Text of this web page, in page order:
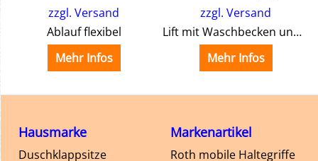
zzgl. Versand
Ablauf flexibel
Mehr Infos
zzgl. Versand
Lift mit Waschbecken und Spiegel
Mehr Infos
Markenartikel
Roth mobile Haltegriffe
Hausmarke
Duschklappsitze